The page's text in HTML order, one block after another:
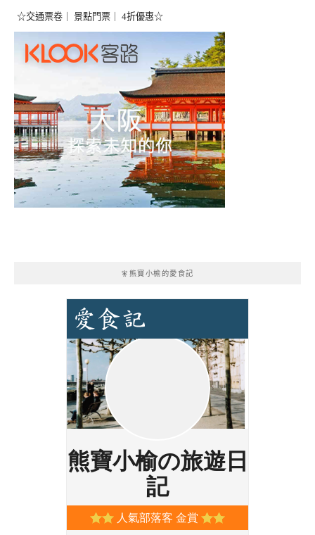
☆交通票卷｜ 景點門票｜ 4折優惠☆
🧚熊寶小榆的愛食記